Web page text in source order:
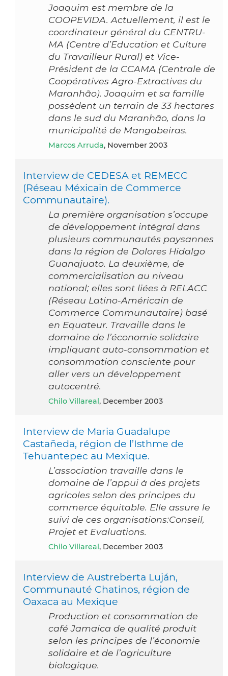
Joaquim est membre de la
COOPEVIDA. Actuellement, il est le
coordinateur général du CENTRU-
MA (Centre d’Education et Culture
du Travailleur Rural) et Vice-
Président de la CCAMA (Centrale de
Coopératives Agro-Extractives du
Maranhão). Joaquim et sa famille
possèdent un terrain de 33 hectares
dans le sud du Maranhão, dans la
municipalité de Mangabeiras.
Marcos Arruda, November 2003
Interview de CEDESA et REMECC
(Réseau Méxicain de Commerce
Communautaire).
La première organisation s’occupe
de développement intégral dans
plusieurs communautés paysannes
dans la région de Dolores Hidalgo
Guanajuato. La deuxième, de
commercialisation au niveau
national; elles sont liées à RELACC
(Réseau Latino-Américain de
Commerce Communautaire) basé
en Equateur. Travaille dans le
domaine de l’économie solidaire
impliquant auto-consommation et
consommation consciente pour
aller vers un développement
autocentré.
Chilo Villareal , December 2003
Interview de Maria Guadalupe
Castañeda, région de l’Isthme de
Tehuantepec au Mexique.
L’association travaille dans le
domaine de l’appui à des projets
agricoles selon des principes du
commerce équitable. Elle assure le
suivi de ces organisations:Conseil,
Projet et Evaluations.
Chilo Villareal , December 2003
Interview de Austreberta Luján,
Communauté Chatinos, région de
Oaxaca au Mexique
Production et consommation de
café Jamaica de qualité produit
selon les principes de l’économie
solidaire et de l’agriculture
biologique.